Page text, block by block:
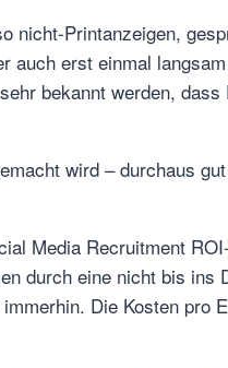
nicht-Printanzeigen,
erst einmal
bekannt werden, dass
wird – durchaus
Media Recruitment
durch eine nicht bis ins
Die Kosten pro